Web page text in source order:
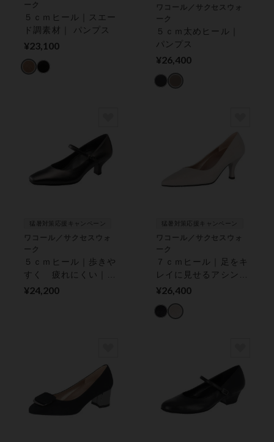
ーク
５ｃｍヒール｜スエー
ド調素材｜ パンプス
¥23,100
ワコール／サクセスウォ
ーク
５ｃｍ太めヒール｜
パンプス
¥26,400
猛暑対策応援キャンペーン
ワコール／サクセスウォ
ーク
５ｃｍヒール｜歩きや
すく 疲れにくい｜
パンプス
¥24,200
猛暑対策応援キャンペーン
ワコール／サクセスウォ
ーク
７ｃｍヒール｜足をキ
レイに見せるアシンメ
トリーカット｜ パン
¥26,400